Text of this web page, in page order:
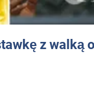
z walką